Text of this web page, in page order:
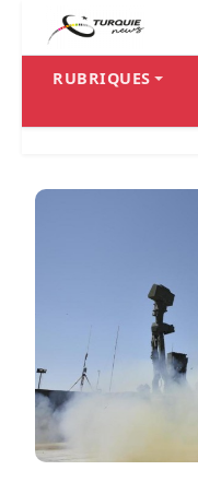
RUBRIQUES